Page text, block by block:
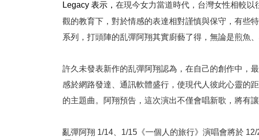
Legacy 表示， 在現今女力當道時代，台灣女性相較以
觀的教育下，對於情感的表達相對謹慎與保守，有些
系列，打頭陣的乱彈阿翔其實廚藝了得，無論是煎魚
許久未發表新作的乱彈阿翔認為，在自己的創作中，
感於網路發達、通訊軟體盛行，使現代人彼此心靈的
的主題曲。阿翔預告，這次演出不僅會唱新歌，將有
亂彈阿翔 1/14 1/15 《一個人的旅行》演唱會將於 12/